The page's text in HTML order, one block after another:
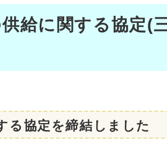
給に関する協定(
る協定を締結しました